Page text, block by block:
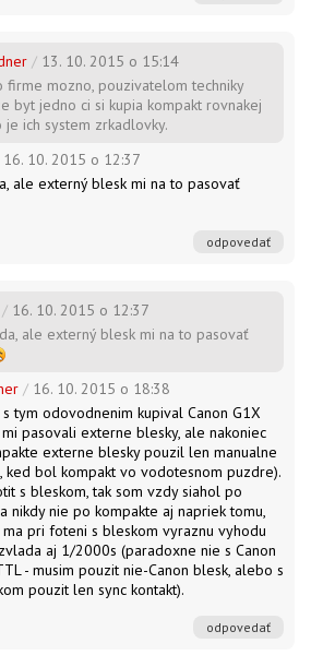
/ 13. 10. 2015 o 15:14
firme mozno, pouzivatelom techniky
byt jedno ci si kupia kompakt rovnakej
je ich system zrkadlovky.
16. 10. 2015 o 12:37
ale externý blesk mi na to pasovať
odpovedať
/ 16. 10. 2015 o 12:37
ale externý blesk mi na to pasovať
/ 16. 10. 2015 o 18:38
tym odovodnenim kupival Canon G1X
pasovali externe blesky, ale nakoniec
externe blesky pouzil len manualne
ked bol kompakt vo vodotesnom puzdre).
s bleskom, tak som vzdy siahol po
nikdy nie po kompakte aj napriek tomu,
pri foteni s bleskom vyraznu vyhodu
aj 1/2000s (paradoxne nie s Canon
- musim pouzit nie-Canon blesk, alebo s
pouzit len sync kontakt).
odpovedať